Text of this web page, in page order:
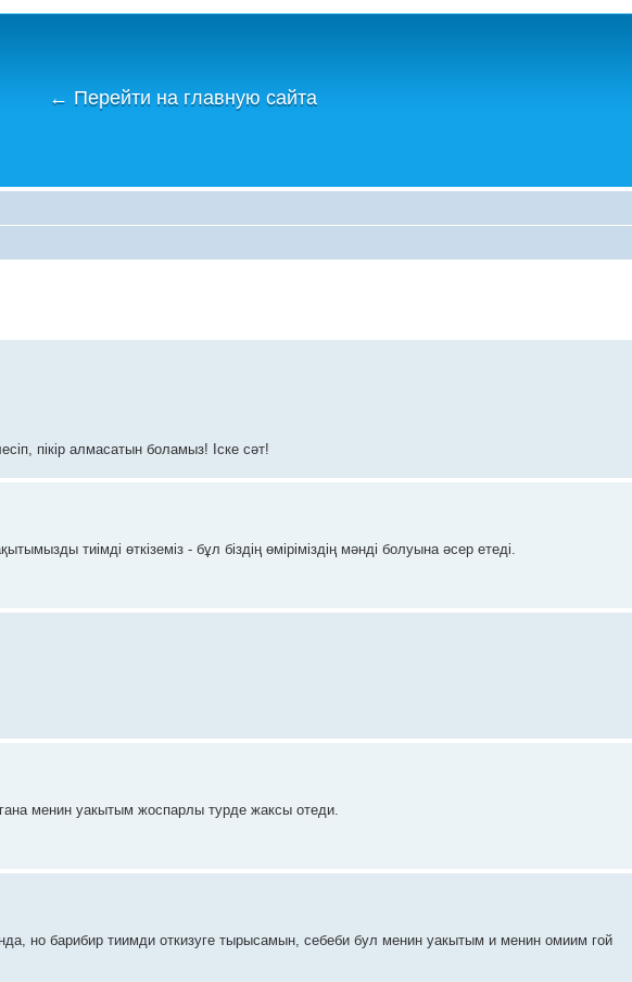
← Перейти на главную сайта
пікір алмасатын боламыз! Іске сәт!
тиімді өткіземіз - бұл біздің өміріміздің мәнді болуына әсер етеді.
менин уакытым жоспарлы турде жаксы отеди.
но барибир тиимди откизуге тырысамын, себеби бул менин уакытым и менин омиим гой